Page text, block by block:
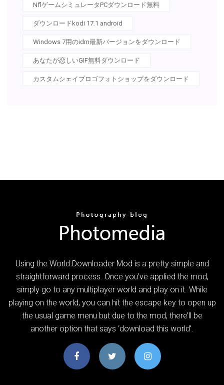
NflゲームシミュレータPCダウンロード無料
ダウンロードkodi 17.1 android
Windows 7用のidm最新バージョンをダウンロード
あなたが恋しいGIF無料ダウンロード
カスタムシェイプロゴフォトショップをダウンロード
Using the World Downloader Mod is a pretty simple and
straightforward process. Once you’ve applied the mod,
simply go to any multiplayer world and play on it. While
playing on the world, you can hit the escape key to open up
the usual game menu but due to the mod, there’ll be
another option that says ‘download this world’.